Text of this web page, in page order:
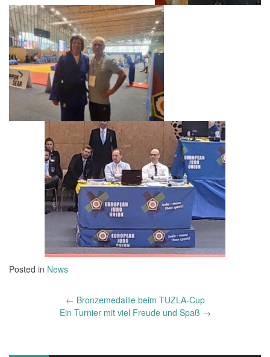
Posted in News
← Bronzemedaille beim TUZLA-Cup
Ein Turnier mit viel Freude und Spaß →